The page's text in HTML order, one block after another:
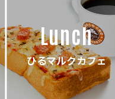
Lunch
ひるマルクカフェ